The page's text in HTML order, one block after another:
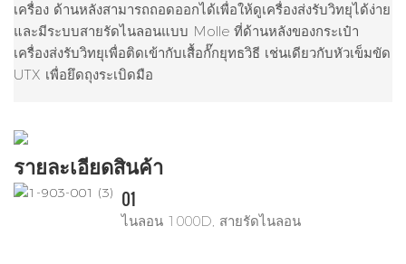
เครื่อง ด้านหลังสามารถถอดออกได้เพื่อให้ดูเครื่องส่งรับวิทยุได้ง่าย
และมีระบบสายรัดไนลอนแบบ Molle ที่ด้านหลังของกระเป๋า
เครื่องส่งรับวิทยุเพื่อติดเข้ากับเสื้อกั๊กยุทธวิธี เช่นเดียวกับหัวเข็มขัด
UTX เพื่อยึดถุงระเบิดมือ
รายละเอียดสินค้า
01
ไนลอน 1000D, สายรัดไนลอน